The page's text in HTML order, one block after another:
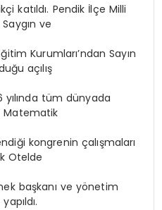
katıldı. Pendik İlçe Milli
ve
Kurumları’ndan Sayın
açılış
yılında tüm dünyada
Matematik
kongrenin çalışmaları
Otelde
başkanı ve yönetim